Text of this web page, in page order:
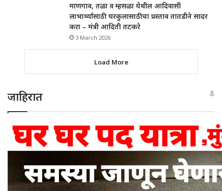
माणगाव, तळा व म्हसळा येथील आदिवासी
लाभार्थ्यांसाठी घरकुलासाठीचा प्रस्ताव तातडीने सादर
करा – मंत्री आदिती तटकरे
3 March 2026
Load More
जाहिरात